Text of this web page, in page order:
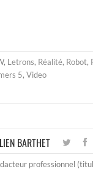
, Letrons, Réalité, Robot,
5, Video
BARTHET
professionnel